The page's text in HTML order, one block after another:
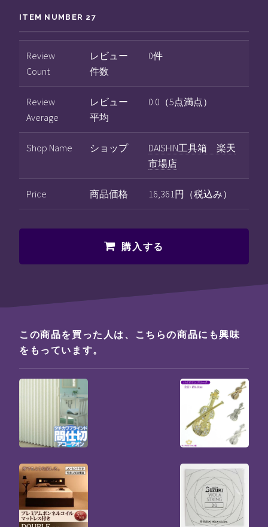
ITEM NUMBER 27
Review
Count
レビュー
件数
0件
Review
Average
レビュー
平均
0.0（5点満点）
Shop Name ショップ
DAISHIN工具箱 楽天
市場店
Price 商品価格 16,361円（税込み）
購入する
この商品を買った人は、こちらの商品にも興味
をもっています。